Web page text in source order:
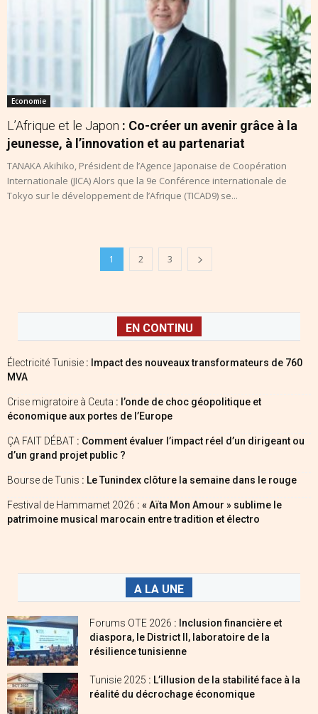
Economie
L’Afrique et le Japon : Co-créer un avenir grâce à la
jeunesse, à l’innovation et au partenariat
TANAKA Akihiko, Président de l’Agence Japonaise de Coopération
Internationale (JICA) Alors que la 9e Conférence internationale de
Tokyo sur le développement de l’Afrique (TICAD9) se...
1 2 3
EN CONTINU
Électricité Tunisie : Impact des nouveaux transformateurs de 760
MVA
Crise migratoire à Ceuta : l’onde de choc géopolitique et
économique aux portes de l’Europe
ÇA FAIT DÉBAT : Comment évaluer l’impact réel d’un dirigeant ou
d’un grand projet public ?
Bourse de Tunis : Le Tunindex clôture la semaine dans le rouge
Festival de Hammamet 2026 : « Aïta Mon Amour » sublime le
patrimoine musical marocain entre tradition et électro
A LA UNE
Forums OTE 2026 : Inclusion financière et
diaspora, le District II, laboratoire de la
résilience tunisienne
Tunisie 2025 : L’illusion de la stabilité face à la
réalité du décrochage économique